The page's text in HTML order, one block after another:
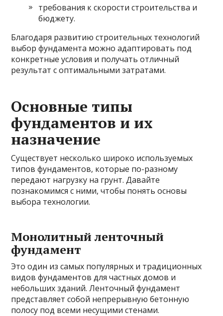
требования к скорости строительства и
бюджету.
Благодаря развитию строительных технологий
выбор фундамента можно адаптировать под
конкретные условия и получать отличный
результат с оптимальными затратами.
Основные типы
фундаментов и их
назначение
Существует несколько широко используемых
типов фундаментов, которые по-разному
передают нагрузку на грунт. Давайте
познакомимся с ними, чтобы понять основы
выбора технологии.
Монолитный ленточный
фундамент
Это один из самых популярных и традиционных
видов фундаментов для частных домов и
небольших зданий. Ленточный фундамент
представляет собой непрерывную бетонную
полосу под всеми несущими стенами.